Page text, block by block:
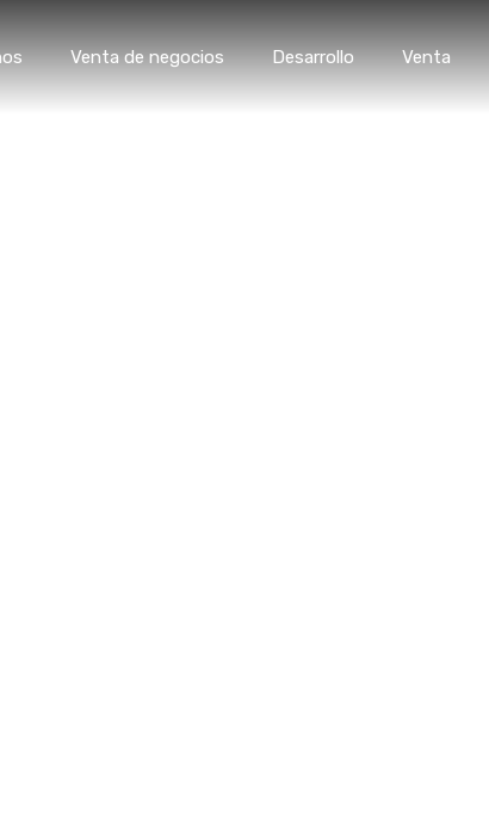
Terrenos Venta de negocios Desarrollo Venta
Venta de negocios Desarrollo Venta